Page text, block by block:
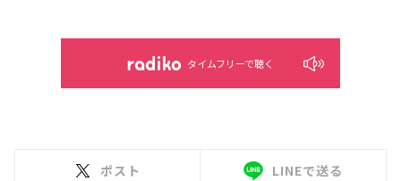
タイムフリーで聴く
ポスト LINEで送る